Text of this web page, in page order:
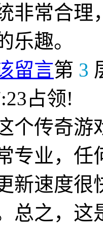
非常合理
乐趣。
留言第 3
占领!
个传奇游
专业，任
新速度很
总之，这